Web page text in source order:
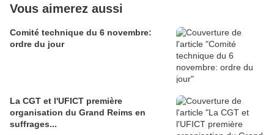
Vous aimerez aussi
Comité technique du 6 novembre:
ordre du jour
La CGT et l'UFICT première
organisation du Grand Reims en
suffrages...